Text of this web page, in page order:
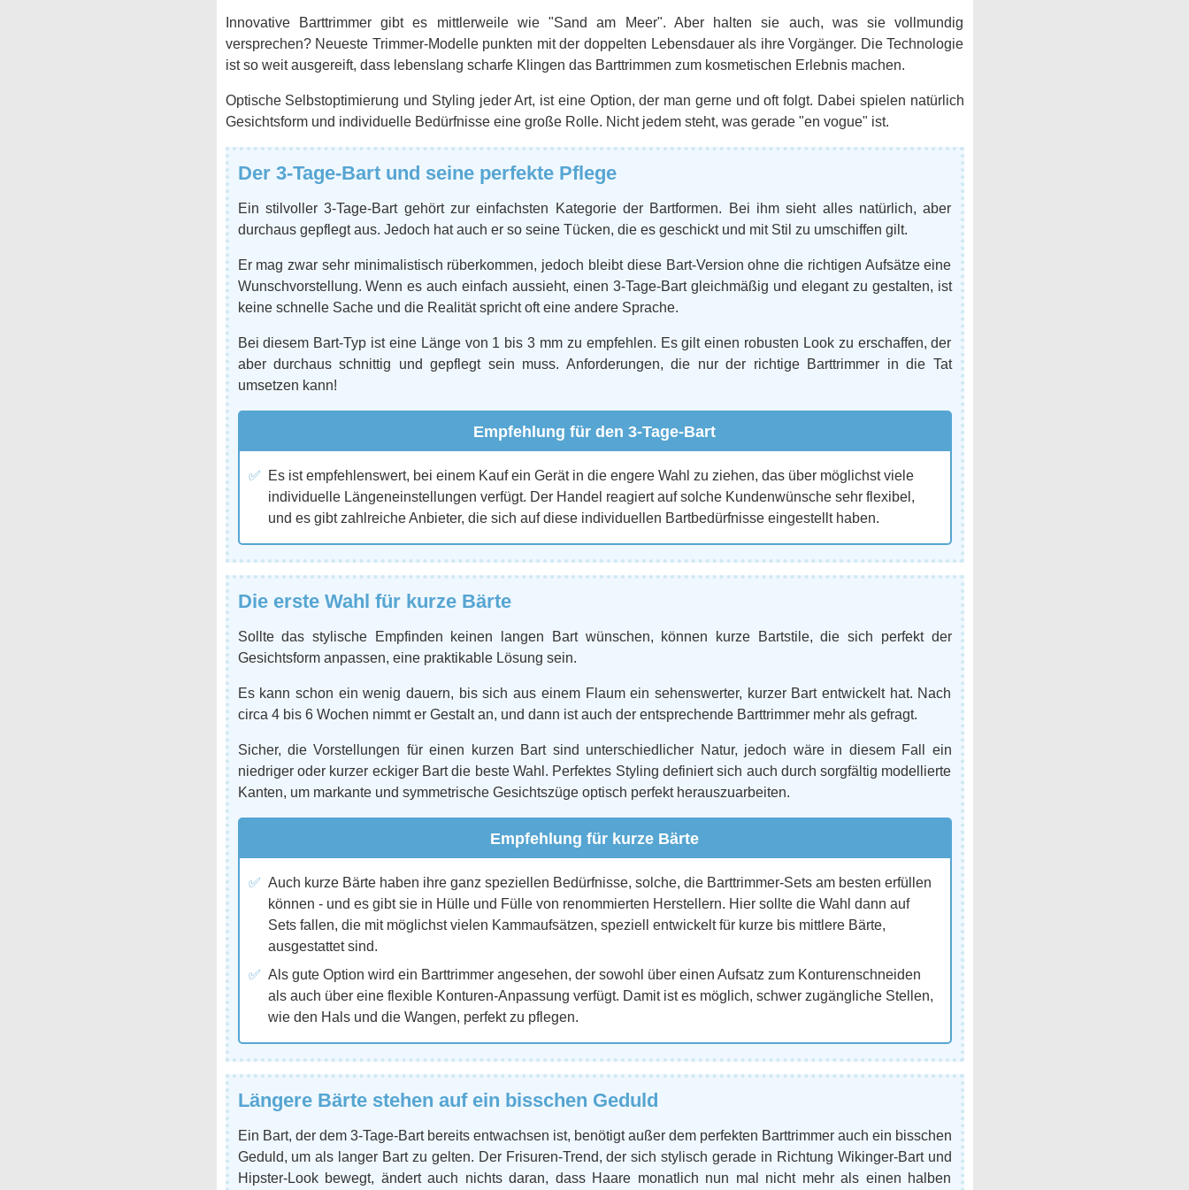
Innovative Barttrimmer gibt es mittlerweile wie "Sand am Meer". Aber halten sie auch, was sie vollmundig
versprechen? Neueste Trimmer-Modelle punkten mit der doppelten Lebensdauer als ihre Vorgänger. Die Technologie
ist so weit ausgereift, dass lebenslang scharfe Klingen das Barttrimmen zum kosmetischen Erlebnis machen.
Optische Selbstoptimierung und Styling jeder Art, ist eine Option, der man gerne und oft folgt. Dabei spielen natürlich
Gesichtsform und individuelle Bedürfnisse eine große Rolle. Nicht jedem steht, was gerade "en vogue" ist.
Der 3-Tage-Bart und seine perfekte Pflege
Ein stilvoller 3-Tage-Bart gehört zur einfachsten Kategorie der Bartformen. Bei ihm sieht alles natürlich, aber
durchaus gepflegt aus. Jedoch hat auch er so seine Tücken, die es geschickt und mit Stil zu umschiffen gilt.
Er mag zwar sehr minimalistisch rüberkommen, jedoch bleibt diese Bart-Version ohne die richtigen Aufsätze eine
Wunschvorstellung. Wenn es auch einfach aussieht, einen 3-Tage-Bart gleichmäßig und elegant zu gestalten, ist
keine schnelle Sache und die Realität spricht oft eine andere Sprache.
Bei diesem Bart-Typ ist eine Länge von 1 bis 3 mm zu empfehlen. Es gilt einen robusten Look zu erschaffen, der
aber durchaus schnittig und gepflegt sein muss. Anforderungen, die nur der richtige Barttrimmer in die Tat
umsetzen kann!
Empfehlung für den 3-Tage-Bart
Es ist empfehlenswert, bei einem Kauf ein Gerät in die engere Wahl zu ziehen, das über möglichst viele
individuelle Längeneinstellungen verfügt. Der Handel reagiert auf solche Kundenwünsche sehr flexibel,
und es gibt zahlreiche Anbieter, die sich auf diese individuellen Bartbedürfnisse eingestellt haben.
Die erste Wahl für kurze Bärte
Sollte das stylische Empfinden keinen langen Bart wünschen, können kurze Bartstile, die sich perfekt der
Gesichtsform anpassen, eine praktikable Lösung sein.
Es kann schon ein wenig dauern, bis sich aus einem Flaum ein sehenswerter, kurzer Bart entwickelt hat. Nach
circa 4 bis 6 Wochen nimmt er Gestalt an, und dann ist auch der entsprechende Barttrimmer mehr als gefragt.
Sicher, die Vorstellungen für einen kurzen Bart sind unterschiedlicher Natur, jedoch wäre in diesem Fall ein
niedriger oder kurzer eckiger Bart die beste Wahl. Perfektes Styling definiert sich auch durch sorgfältig modellierte
Kanten, um markante und symmetrische Gesichtszüge optisch perfekt herauszuarbeiten.
Empfehlung für kurze Bärte
Auch kurze Bärte haben ihre ganz speziellen Bedürfnisse, solche, die Barttrimmer-Sets am besten erfüllen
können - und es gibt sie in Hülle und Fülle von renommierten Herstellern. Hier sollte die Wahl dann auf
Sets fallen, die mit möglichst vielen Kammaufsätzen, speziell entwickelt für kurze bis mittlere Bärte,
ausgestattet sind.
Als gute Option wird ein Barttrimmer angesehen, der sowohl über einen Aufsatz zum Konturenschneiden
als auch über eine flexible Konturen-Anpassung verfügt. Damit ist es möglich, schwer zugängliche Stellen,
wie den Hals und die Wangen, perfekt zu pflegen.
Längere Bärte stehen auf ein bisschen Geduld
Ein Bart, der dem 3-Tage-Bart bereits entwachsen ist, benötigt außer dem perfekten Barttrimmer auch ein bisschen
Geduld, um als langer Bart zu gelten. Der Frisuren-Trend, der sich stylisch gerade in Richtung Wikinger-Bart und
Hipster-Look bewegt, ändert auch nichts daran, dass Haare monatlich nun mal nicht mehr als einen halben